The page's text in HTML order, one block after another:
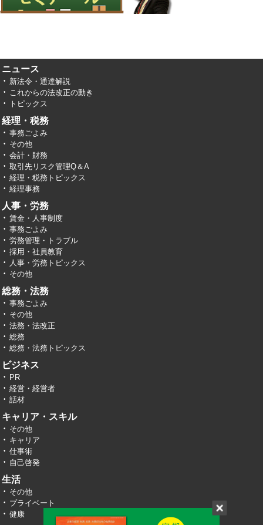
ニュース
新法令・通達解説
これからの法改正の動き
トピックス
経理・税務
事務ごよみ
その他
会計・財務
取引先リスク管理Q＆A
経理・税務トピックス
経理事務
人事・労務
賃金・人事制度
事務ごよみ
労務管理・トラブル
採用・社員教育
人事・労務トピックス
その他
総務・法務
事務ごよみ
その他
法務・法改正
総務
総務・法務トピックス
ビジネス
PR
経営・経営者
話材
キャリア・スキル
その他
キャリア
仕事術
自己啓発
生活
その他
プライベート
健康